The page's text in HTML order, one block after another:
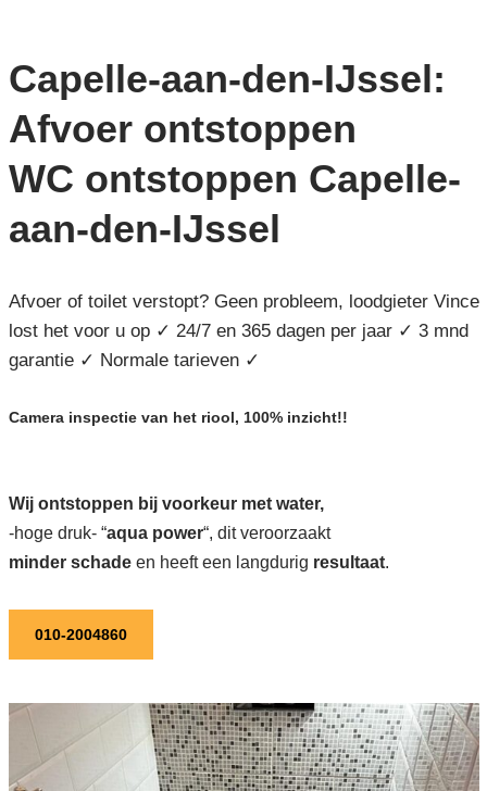
Capelle-aan-den-IJssel:
Afvoer ontstoppen
WC ontstoppen Capelle-
aan-den-IJssel
Afvoer of toilet verstopt? Geen probleem, loodgieter Vince
lost het voor u op ✓ 24/7 en 365 dagen per jaar ✓ 3 mnd
garantie ✓ Normale tarieven ✓
Camera inspectie van het riool, 100% inzicht!!
Wij ontstoppen bij voorkeur met water,
-hoge druk- “aqua power“, dit veroorzaakt
minder schadeen heeft een langdurig resultaat.
010-2004860